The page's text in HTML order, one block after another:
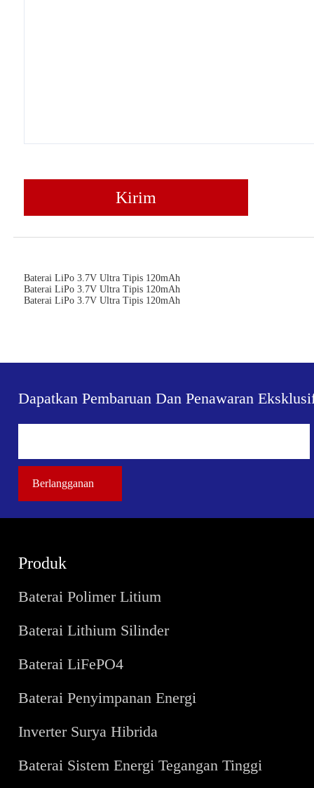
Kirim
Baterai LiPo 3.7V Ultra Tipis 120mAh
Baterai LiPo 3.7V Ultra Tipis 120mAh
Baterai LiPo 3.7V Ultra Tipis 120mAh
Dapatkan Pembaruan Dan Penawaran
Produk
Baterai Polimer Litium
Baterai Lithium Silinder
Baterai LiFePO4
Baterai Penyimpanan Energi
Inverter Surya Hibrida
Baterai Sistem Energi Tegangan Tinggi